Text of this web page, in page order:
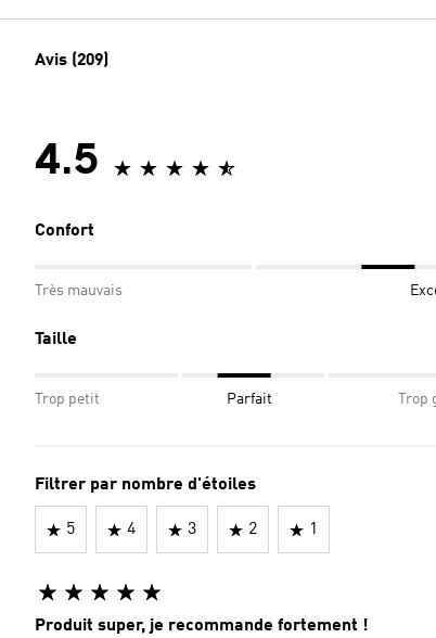
Avis (209)
4.5
Confort
Très mauvais
Taille
Trop petit Parfait Trop
Filtrer par nombre d'étoiles
5 4 3 2 1
Produit super, je recommande fortement !